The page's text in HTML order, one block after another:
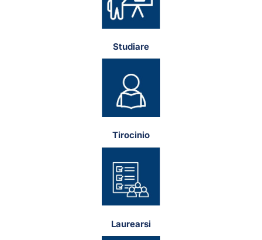
Studiare
Tirocinio
Laurearsi